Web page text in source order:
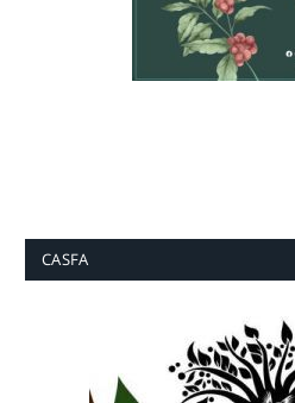
CASFA